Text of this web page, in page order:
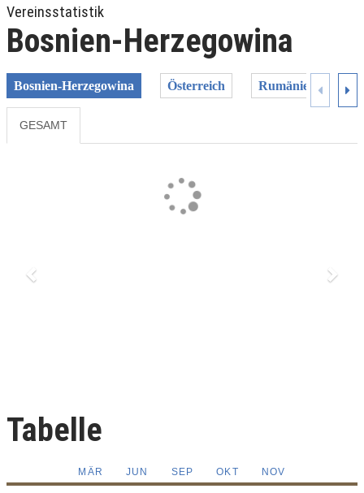
Vereinsstatistik
Bosnien-Herzegowina
Bosnien-Herzegowina Österreich Rumänien
GESAMT
Tabelle
MÄR JUN SEP OKT NOV